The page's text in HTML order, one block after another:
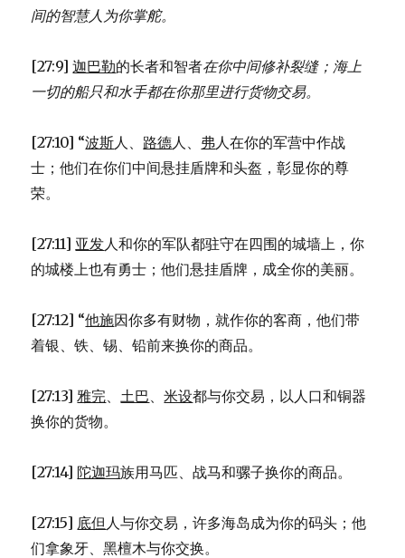
间的智慧人为你掌舵。
[27:9]迦巴勒的长者和智者在你中间修补裂缝； 海上
一切的船只和水手都在你那里进行货物交易。
[27:10] “波斯人、 路德人、 弗人在你的军营中作战
士；他们在你们中间悬挂盾牌和头盔，彰显你的尊
荣。
[27:11] 亚发人和你的军队都驻守在四围的城墙上，你
的城楼上也有勇士；他们悬挂盾牌，成全你的美丽。
[27:12] “他施因你多有财物，就作你的客商，他们带
着银、铁、锡、铅前来换你的商品。
[27:13]雅完、土巴、米设都与你交易，以人口和铜器
换你的货物。
[27:14] 陀迦玛族用马匹、战马和骡子换你的商品。
[27:15] 底但 人与你交易，许多海岛成为你的码头；他
们拿象牙、黑檀木与你交换。